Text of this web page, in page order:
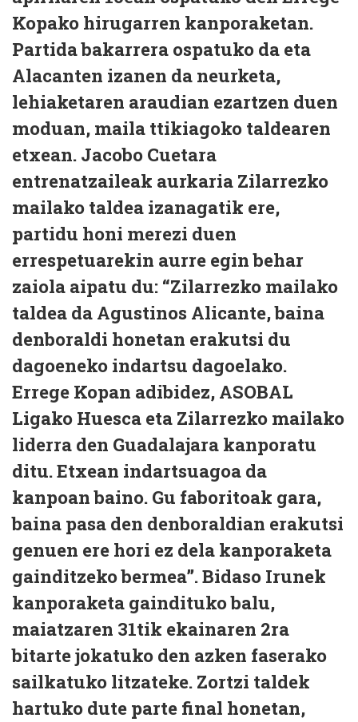
Kopako hirugarren kanporaketan.
Partida bakarrera ospatuko da eta
Alacanten izanen da neurketa,
lehiaketaren araudian ezartzen duen
moduan, maila ttikiagoko taldearen
etxean. Jacobo Cuetara
entrenatzaileak aurkaria Zilarrezko
mailako taldea izanagatik ere,
partidu honi merezi duen
errespetuarekin aurre egin behar
zaiola aipatu du: “Zilarrezko mailako
taldea da Agustinos Alicante, baina
denboraldi honetan erakutsi du
dagoeneko indartsu dagoelako.
Errege Kopan adibidez, ASOBAL
Ligako Huesca eta Zilarrezko mailako
liderra den Guadalajara kanporatu
ditu. Etxean indartsuagoa da
kanpoan baino. Gu faboritoak gara,
baina pasa den denboraldian erakutsi
genuen ere hori ez dela kanporaketa
gainditzeko bermea”. Bidaso Irunek
kanporaketa gaindituko balu,
maiatzaren 31tik ekainaren 2ra
bitarte jokatuko den azken faserako
sailkatuko litzateke. Zortzi taldek
hartuko dute parte final honetan,